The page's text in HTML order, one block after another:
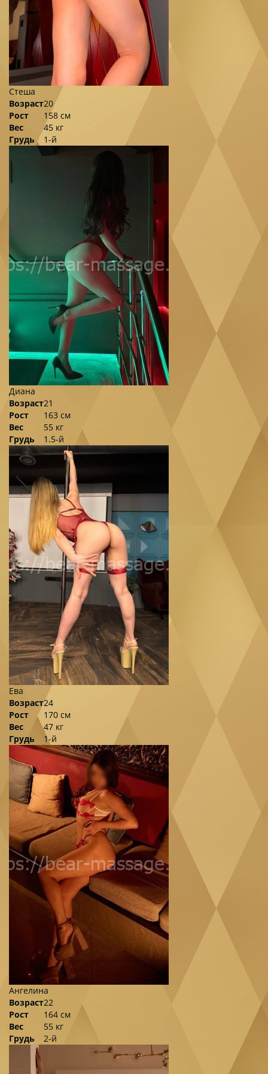
Стеша
Возраст20
Рост
158 см
Вес
45 кг
Грудь
1-й
Диана
Возраст21
Рост
163 см
Вес
55 кг
Грудь
1.5-й
Ева
Возраст24
Рост
170 см
Вес
47 кг
Грудь
1-й
Ангелина
Возраст22
Рост
164 см
Вес
55 кг
Грудь
2-й